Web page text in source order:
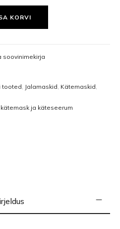
KORVI
soovinimekirja
tooted, Jalamaskid, Kätemaskid,
ja käteseerum